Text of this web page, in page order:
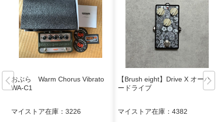
おぶら Warm Chorus Vibrato
WA-C1
マイストア在庫： 3226
【Brush eight】Drive X オーバ
ードライブ
マイストア在庫： 4382